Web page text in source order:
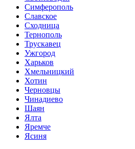
Симферополь
Славское
Сходница
Тернополь
Трускавец
Ужгород
Харьков
Хмельницкий
Хотин
Черновцы
Чинадиево
Шаян
Ялта
Яремче
Ясиня